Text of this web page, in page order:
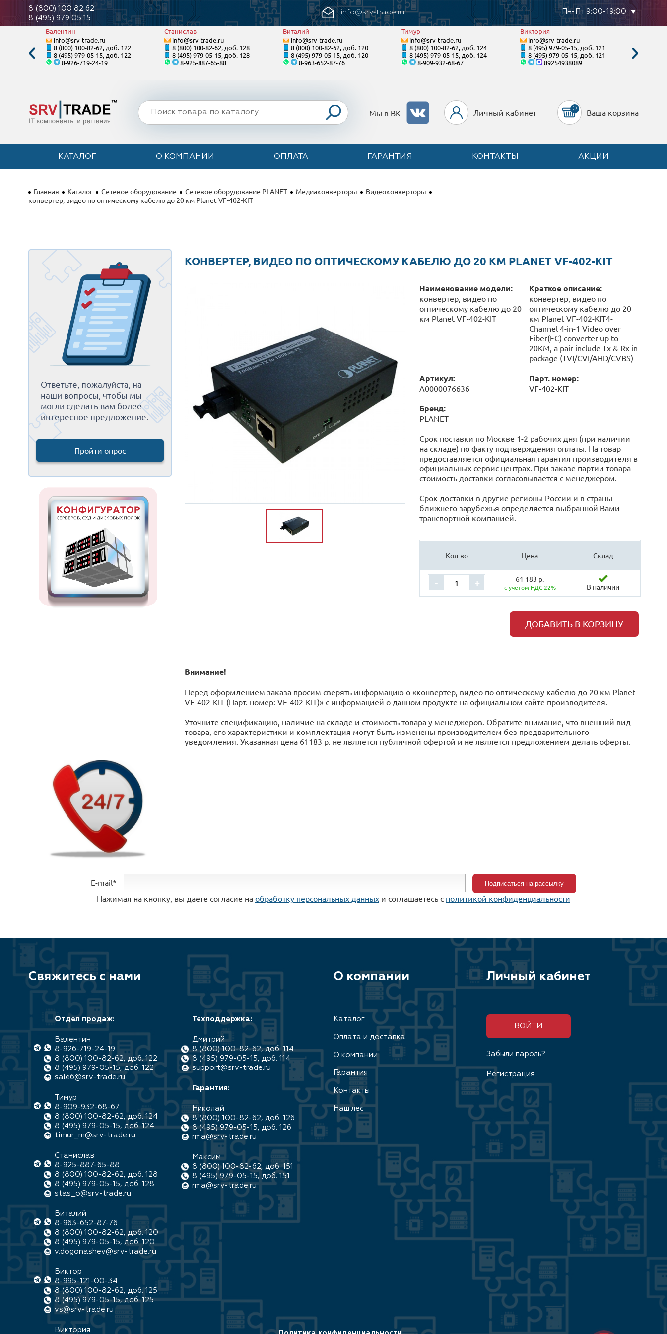
8 (800) 100 82 62
8 (495) 979 05 15
info@srv-trade.ru Пн-Пт 9:00-19:00
Валентин
info@srv-trade.ru
8 (800) 100-82-62, доб. 122
8 (495) 979-05-15, доб. 122
8-926-719-24-19
Станислав
info@srv-trade.ru
8 (800) 100-82-62, доб. 128
8 (495) 979-05-15, доб. 128
8-925-887-65-88
Виталий
info@srv-trade.ru
8 (800) 100-82-62, доб. 120
8 (495) 979-05-15, доб. 120
8-963-652-87-76
Тимур
info@srv-trade.ru
8 (800) 100-82-62, доб. 124
8 (495) 979-05-15, доб. 124
8-909-932-68-67
Виктория
info@srv-trade.ru
8 (495) 979-05-15, доб. 121
8 (495) 979-05-15, доб. 121
89254938089
КАТАЛОГ О КОМПАНИИ ОПЛАТА ГАРАНТИЯ КОНТАКТЫ АКЦИИ
Мы в ВК Личный кабинет 0 Ваша корзина
Главная Каталог Сетевое оборудование Сетевое оборудование PLANET Медиаконверторы
Видеоконверторы
конвертер, видео по оптическому кабелю до 20 км Planet VF-402-KIT
Ответьте, пожалуйста, на
наши вопросы, чтобы мы
могли сделать вам более
интересное предложение.
Пройти опрос
КОНВЕРТЕР, ВИДЕО ПО ОПТИЧЕСКОМУ КАБЕЛЮ ДО 20 КМ PLANET VF-402-KIT
Наименование модели:
конвертер, видео по
оптическому кабелю до 20
км Planet VF-402-KIT
Краткое описание:
конвертер, видео по
оптическому кабелю до 20
км Planet VF-402-KIT4-
Channel 4-in-1 Video over
Fiber(FC) converter up to
20KM, a pair include Tx & Rx in
package (TVI/CVI/AHD/CVBS)
Артикул:
А0000076636
Парт. номер:
VF-402-KIT
Бренд:
PLANET
Срок поставки по Москве 1-2 рабочих дня (при наличии
на складе) по факту подтверждения оплаты. На товар
предоставляется официальная гарантия производителя в
официальных сервис центрах. При заказе партии товара
стоимость доставки согласовывается с менеджером.
Срок доставки в другие регионы России и в страны
ближнего зарубежья определяется выбранной Вами
транспортной компанией.
Кол-во Цена Склад
- + 61 183 р.
с учётом НДС 22% В наличии
ДОБАВИТЬ В КОРЗИНУ
Внимание!
Перед оформлением заказа просим сверять информацию о «конвертер, видео по оптическому кабелю до 20 км Planet
VF-402-KIT (Парт. номер: VF-402-KIT)» с информацией o данном продукте на официальном сайте производителя.
Уточните спецификацию, наличие на складе и стоимость товара у менеджеров. Обратите внимание, что внешний вид
товара, его характеристики и комплектация могут быть изменены производителем без предварительного
уведомления. Указанная цена 61183 р. не является публичной офертой и не является предложением делать оферты.
E-mail*
Нажимая на кнопку, вы даете согласие на обработку персональных данных и соглашаетесь c политикой конфиденциальности
Свяжитесь с нами
Отдел продаж:
Валентин
8-926-719-24-19
8 (800) 100-82-62, доб. 122
8 (495) 979-05-15, доб. 122
sale6@srv-trade.ru
Тимур
8-909-932-68-67
8 (800) 100-82-62, доб. 124
8 (495) 979-05-15, доб. 124
timur_m@srv-trade.ru
Станислав
8-925-887-65-88
8 (800) 100-82-62, доб. 128
8 (495) 979-05-15, доб. 128
stas_o@srv-trade.ru
Виталий
8-963-652-87-76
8 (800) 100-82-62, доб. 120
8 (495) 979-05-15, доб. 120
v.dogonashev@srv-trade.ru
Виктор
8-995-121-00-34
8 (800) 100-82-62, доб. 125
8 (495) 979-05-15, доб. 125
vs@srv-trade.ru
Виктория
Техподдержка:
Дмитрий
8 (800) 100-82-62, доб. 114
8 (495) 979-05-15, доб. 114
support@srv-trade.ru
Гарантия:
Николай
8 (800) 100-82-62, доб. 126
8 (495) 979-05-15, доб. 126
rma@srv-trade.ru
Максим
8 (800) 100-82-62, доб. 151
8 (495) 979-05-15, доб. 151
rma@srv-trade.ru
О компании
Каталог
Оплата и доставка
О компании
Гарантия
Контакты
Наш лес
Личный кабинет
ВОЙТИ
Забыли пароль?
Регистрация